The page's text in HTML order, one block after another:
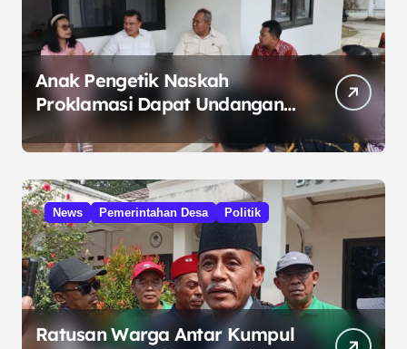
Anak Pengetik Naskah
Proklamasi Dapat Undangan
HUT RI dari Presiden
Prabowo
News Pemerintahan Desa Politik
Ratusan Warga Antar Kumpul